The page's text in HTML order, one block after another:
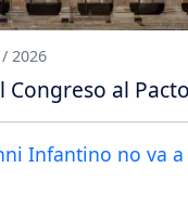
2026
Congreso al